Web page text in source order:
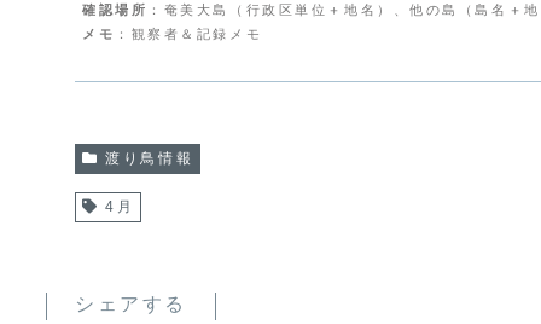
確認場所 ：奄美大島（行政区単位＋地名）、他の島（島名＋
メモ ：観察者＆記録メモ
渡り鳥情報
4月
シェアする